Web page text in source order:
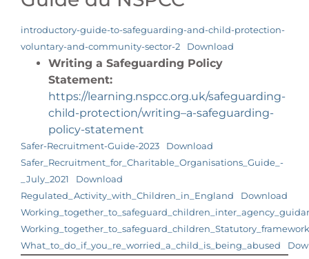
introductory-guide-to-safeguarding-and-child-protection-
voluntary-and-community-sector-2
Download
Writing a Safeguarding Policy
Statement:
https://learning.nspcc.org.uk/safeguarding-
child-protection/writing–a-safeguarding-
policy-statement
Safer-Recruitment-Guide-2023
Download
Safer_Recruitment_for_Charitable_Organisations_Guide_-
_July_2021
Download
Regulated_Activity_with_Children_in_England
Download
What_to_do_if_you_re_worried_a_child_is_being_abused